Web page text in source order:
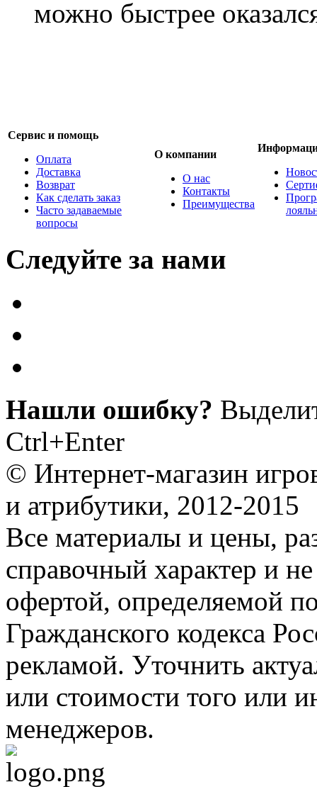
можно быстрее
Сервис и помощь
Оплата
Доставка
Возврат
Как сделать заказ
Часто задаваемые
вопросы
О компании
О нас
Контакты
Преимущества
Следуйте за нами
Нашли ошибку?
Ctrl+Enter
© Интернет-магазин
и атрибутики, 2012-2015
Все материалы и цены,
справочный характер и
офертой, определяемой
Гражданского кодекса
рекламой. Уточнить
или стоимости того или
менеджеров.